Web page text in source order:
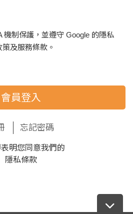
機制保護，並遵守 Google 的隱私
策及服務條款。
會員登入
忘記密碼
明您同意我們的
隱私條款